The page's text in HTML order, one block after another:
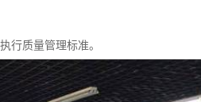
行质量管理标准。